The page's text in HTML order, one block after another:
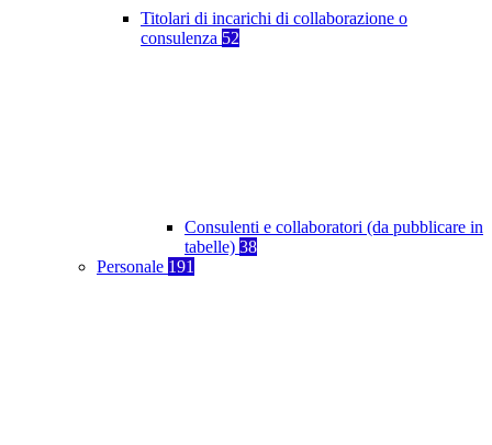
Titolari di incarichi di collaborazione o
consulenza 52
Consulenti e collaboratori (da pubblicare in
tabelle) 38
Personale 191